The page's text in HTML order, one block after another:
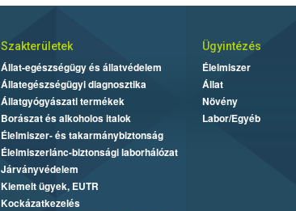
Szakterületek
Állat-egészségügy és állatvédelem
Állategészségügyi diagnosztika
Állatgyógyászati termékek
Borászat és alkoholos italok
Élelmiszer- és takarmánybiztonság
Élelmiszerlánc-biztonsági laborhálózat
Járványvédelem
Kiemelt ügyek, EUTR
Kockázatkezelés
Ügyintézés
Élelmiszer
Állat
Növény
Labor/Egyéb